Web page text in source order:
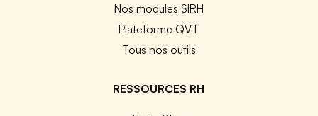
Nos modules SIRH
Plateforme QVT
Tous nos outils
RESSOURCES RH